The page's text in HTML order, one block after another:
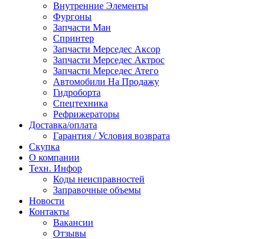
Внутренние Элементы
Фургоны
Запчасти Ман
Спринтер
Запчасти Мерседес Аксор
Запчасти Мерседес Актрос
Запчасти Мерседес Атего
Автомобили На Продажу
Гидроборта
Спецтехника
Рефрижераторы
Доставка/оплата
Гарантия / Условия возврата
Скупка
О компании
Техн. Инфор
Коды неисправностей
Заправочные объемы
Новости
Контакты
Вакансии
Отзывы